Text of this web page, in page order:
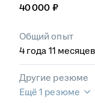
40 000 ₽
Общий опыт
4 года 11 месяцев
Другие резюме
Ещё 1 резюме